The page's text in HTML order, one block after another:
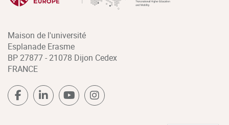
Maison de l'université
Esplanade Erasme
BP 27877 - 21078 Dijon Cedex
FRANCE